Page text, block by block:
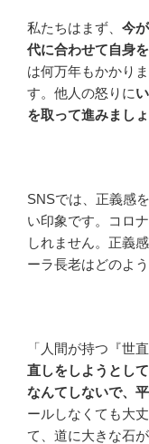
私たちはまず、 今
代に合わせて自身
は何万年もかかり
す。他人の怒りに
を取って進みましょ
SNSでは、正義感
い印象です。コロ
しれません。正義
ーラ長老はどのよ
「人間が持つ『世
直しをしようとし
なんてしないで、
ールしなくても大
て、道に大きな石